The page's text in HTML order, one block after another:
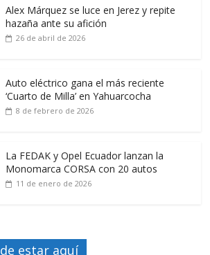
Alex Márquez se luce en Jerez y repite
hazaña ante su afición
26 de abril de 2026
Auto eléctrico gana el más reciente
‘Cuarto de Milla’ en Yahuarcocha
8 de febrero de 2026
La FEDAK y Opel Ecuador lanzan la
Monomarca CORSA con 20 autos
11 de enero de 2026
estar aquí